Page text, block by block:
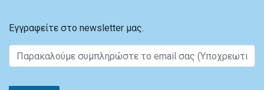
Εγγραφείτε στο newsletter μας.